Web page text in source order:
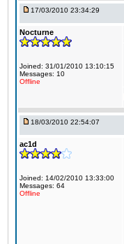
17/03/2010 23:34:29
Nocturne
Joined: 31/01/2010 13:10:15
Messages: 10
Offline
18/03/2010 22:54:07
ac1d
Joined: 14/02/2010 13:33:00
Messages: 64
Offline